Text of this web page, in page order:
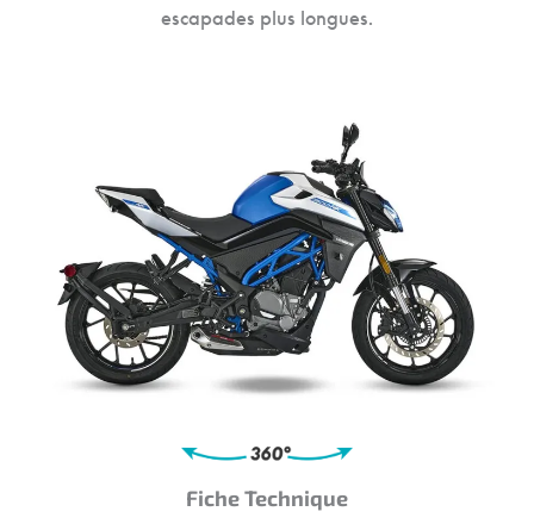
escapades plus longues.
Fiche Technique